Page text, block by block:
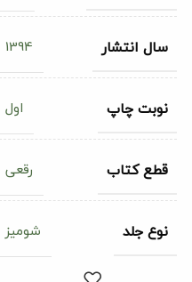
سال انتشار 1394
نوبت چاپ اول
قطع کتاب رقعی
نوع جلد شومیز